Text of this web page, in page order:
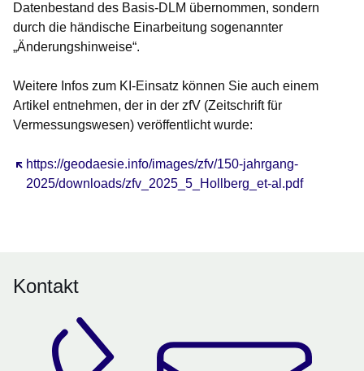
Datenbestand des Basis-DLM übernommen, sondern
durch die händische Einarbeitung sogenannter
„Änderungshinweise“.
Weitere Infos zum KI-Einsatz können Sie auch einem
Artikel entnehmen, der in der zfV (Zeitschrift für
Vermessungswesen) veröffentlicht wurde:
https://geodaesie.info/images/zfv/150-jahrgang-
2025/downloads/zfv_2025_5_Hollberg_et-al.pdf
Öffnet sich in einem neuen Fenster
Kontakt